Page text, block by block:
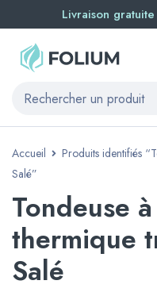
Livraison
Accueil
Produits identifiés
Salé”
Tondeuse
thermique
Salé